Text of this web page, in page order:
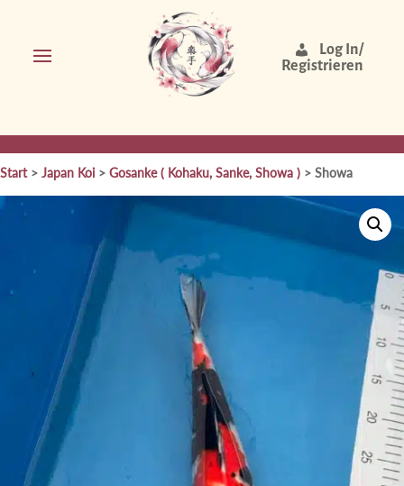
Log In/
Registrieren
Start> Japan Koi > Gosanke ( Kohaku, Sanke, Showa ) > Showa